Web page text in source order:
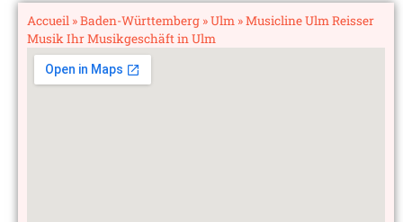
Accueil »Baden-Württemberg »Ulm »Musicline Ulm Reisser
Musik Ihr Musikgeschäft in Ulm